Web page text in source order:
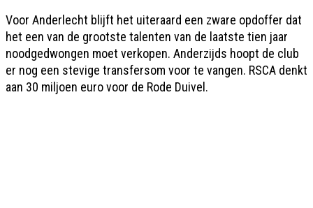
Voor Anderlecht blijft het uiteraard een zware opdoffer dat
het een van de grootste talenten van de laatste tien jaar
noodgedwongen moet verkopen. Anderzijds hoopt de club
er nog een stevige transfersom voor te vangen. RSCA denkt
aan 30 miljoen euro voor de Rode Duivel.